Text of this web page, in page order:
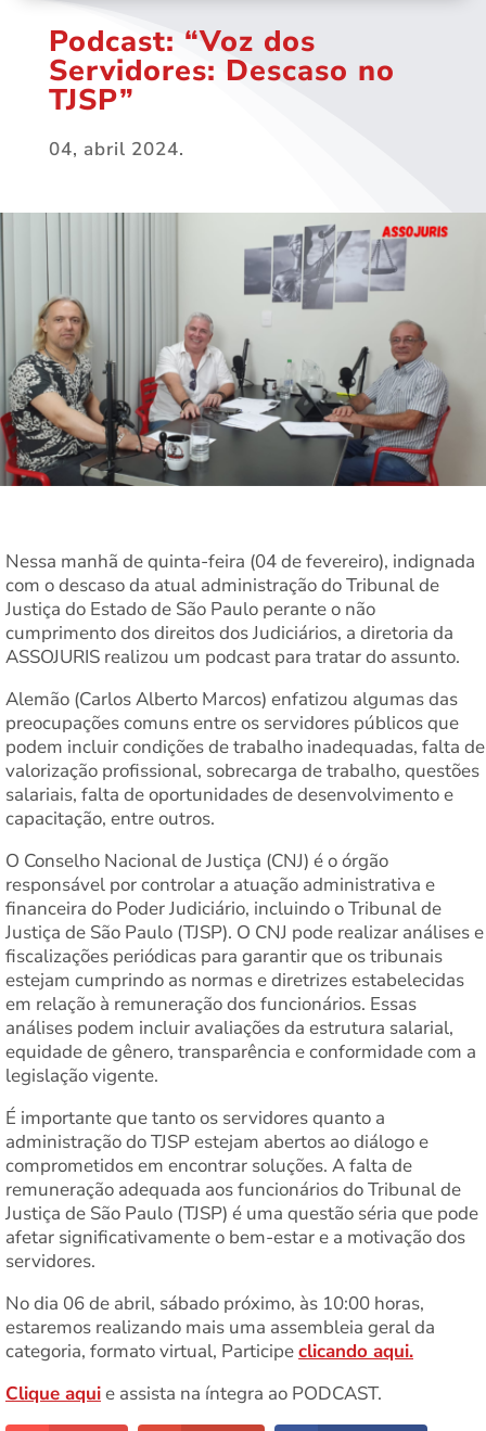
Podcast: “Voz dos
Servidores: Descaso no
TJSP”
04, abril 2024.
Nessa manhã de quinta-feira (04 de fevereiro), indignada
com o descaso da atual administração do Tribunal de
Justiça do Estado de São Paulo perante o não
cumprimento dos direitos dos Judiciários, a diretoria da
ASSOJURIS realizou um podcast para tratar do assunto.
Alemão (Carlos Alberto Marcos) enfatizou algumas das
preocupações comuns entre os servidores públicos que
podem incluir condições de trabalho inadequadas, falta de
valorização profissional, sobrecarga de trabalho, questões
salariais, falta de oportunidades de desenvolvimento e
capacitação, entre outros.
O Conselho Nacional de Justiça (CNJ) é o órgão
responsável por controlar a atuação administrativa e
financeira do Poder Judiciário, incluindo o Tribunal de
Justiça de São Paulo (TJSP). O CNJ pode realizar análises e
fiscalizações periódicas para garantir que os tribunais
estejam cumprindo as normas e diretrizes estabelecidas
em relação à remuneração dos funcionários. Essas
análises podem incluir avaliações da estrutura salarial,
equidade de gênero, transparência e conformidade com a
legislação vigente.
É importante que tanto os servidores quanto a
administração do TJSP estejam abertos ao diálogo e
comprometidos em encontrar soluções. A falta de
remuneração adequada aos funcionários do Tribunal de
Justiça de São Paulo (TJSP) é uma questão séria que pode
afetar significativamente o bem-estar e a motivação dos
servidores.
No dia 06 de abril, sábado próximo, às 10:00 horas,
estaremos realizando mais uma assembleia geral da
categoria, formato virtual, Participeclicando aqui.
Clique aquie assista na íntegra ao PODCAST.